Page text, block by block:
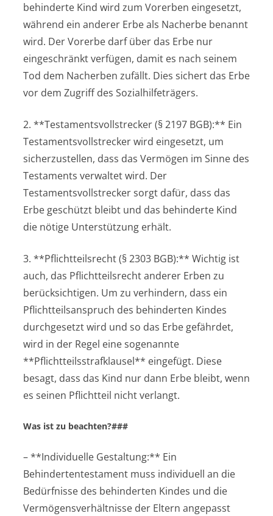
behinderte Kind wird zum Vorerben eingesetzt,
während ein anderer Erbe als Nacherbe benannt
wird. Der Vorerbe darf über das Erbe nur
eingeschränkt verfügen, damit es nach seinem
Tod dem Nacherben zufällt. Dies sichert das Erbe
vor dem Zugriff des Sozialhilfeträgers.
2. **Testamentsvollstrecker (§ 2197 BGB):** Ein
Testamentsvollstrecker wird eingesetzt, um
sicherzustellen, dass das Vermögen im Sinne des
Testaments verwaltet wird. Der
Testamentsvollstrecker sorgt dafür, dass das
Erbe geschützt bleibt und das behinderte Kind
die nötige Unterstützung erhält.
3. **Pflichtteilsrecht (§ 2303 BGB):** Wichtig ist
auch, das Pflichtteilsrecht anderer Erben zu
berücksichtigen. Um zu verhindern, dass ein
Pflichtteilsanspruch des behinderten Kindes
durchgesetzt wird und so das Erbe gefährdet,
wird in der Regel eine sogenannte
**Pflichtteilsstrafklausel** eingefügt. Diese
besagt, dass das Kind nur dann Erbe bleibt, wenn
es seinen Pflichtteil nicht verlangt.
Was ist zu beachten?###
– **Individuelle Gestaltung:** Ein
Behindertentestament muss individuell an die
Bedürfnisse des behinderten Kindes und die
Vermögensverhältnisse der Eltern angepasst